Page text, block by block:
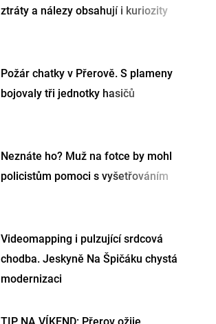
ztráty a nálezy obsahují i kuriozity
Požár chatky v Přerově. S plameny
bojovaly tři jednotky hasičů
Neznáte ho? Muž na fotce by mohl
policistům pomoci s vyšetřováním
Videomapping i pulzující srdcová
chodba. Jeskyně Na Špičáku chystá
modernizaci
TIP NA VÍKEND: Přerov ožije